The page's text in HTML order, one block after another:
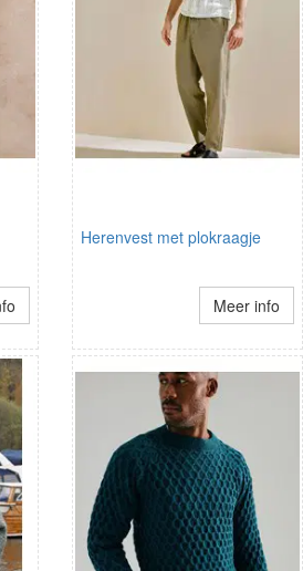
Herenvest met plokraagje
Meer info